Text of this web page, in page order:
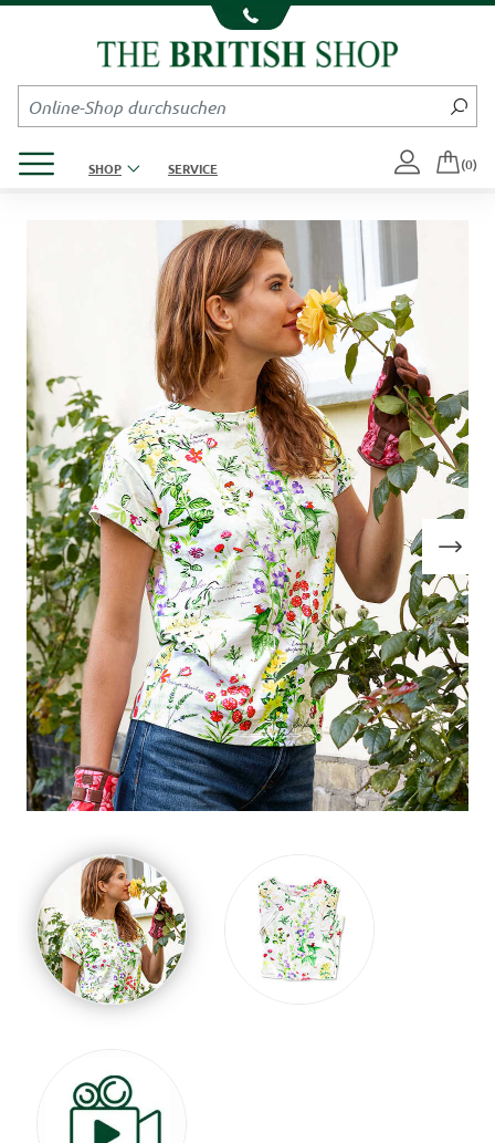
Kompletten Head der Seite überspringen
SHOP SERVICE (0)